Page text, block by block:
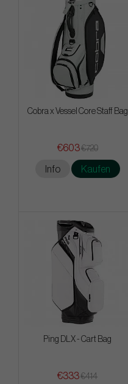
Cobra x Vessel Core Staff Bag
€603€720
Info Kaufen
Ping DLX - Cart Bag
€333€414